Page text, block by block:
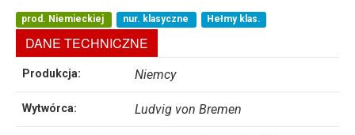
prod. Niemieckiej nur. klasyczne Hełmy klas.
DANE TECHNICZNE
Produkcja: Niemcy
Wytwórca: Ludvig von Bremen